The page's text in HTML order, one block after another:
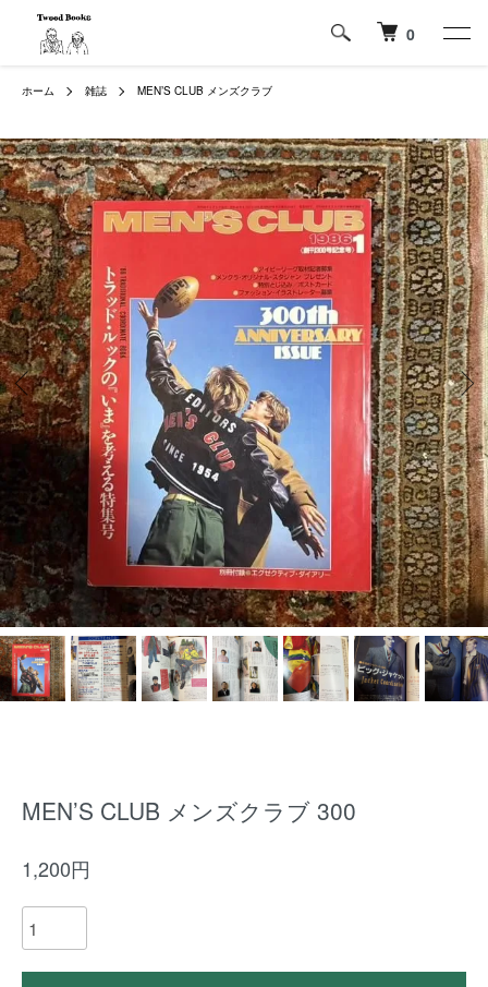
0
ホーム 雑誌 MEN’S CLUB メンズクラブ
MEN’S CLUB メンズクラブ 300
1,200円